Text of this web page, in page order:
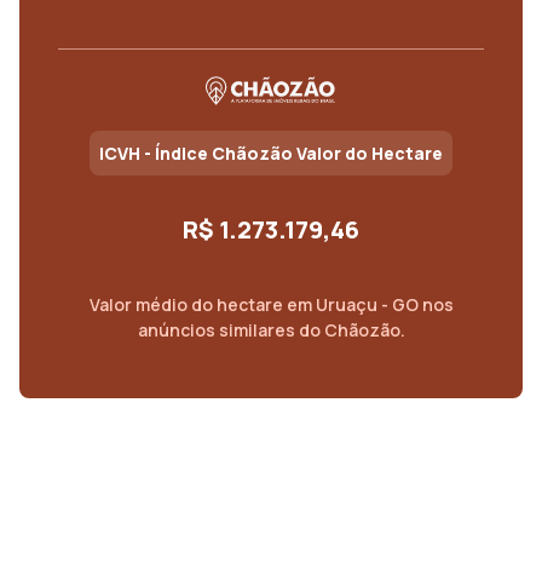
ICVH - Índice Chãozão Valor do Hectare
R$ 1.273.179,46
Valor médio do hectare emUruaçu - GO nos
anúncios similares do Chãozão.